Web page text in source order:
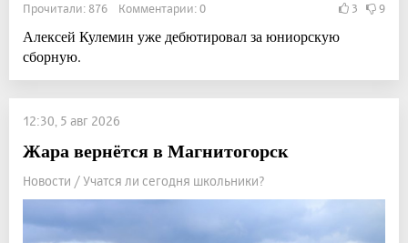
Прочитали: 876 Комментарии: 0 3 9
Алексей Кулемин уже дебютировал за юниорскую
сборную.
12:30, 5 авг 2026
Жара вернётся в Магнитогорск
Новости / Учатся ли сегодня школьники?